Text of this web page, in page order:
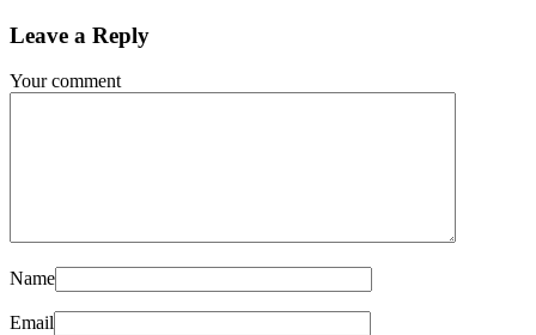
Leave a Reply
Your comment
Name
Email